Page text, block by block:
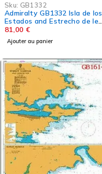
Sku: GB1332
Admiralty GB1332 Isla de los
Estados and Estrecho de le
Maire
81,00 €
Ajouter au panier